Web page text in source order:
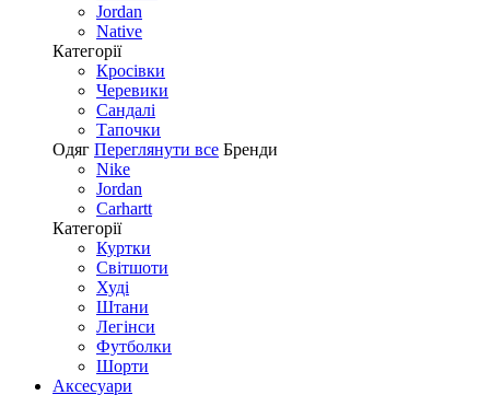
Jordan
Native
Категорії
Кросівки
Черевики
Сандалі
Tапочки
Одяг Переглянути все Бренди
Nike
Jordan
Carhartt
Категорії
Куртки
Світшоти
Худі
Штани
Легінси
Футболки
Шорти
Аксесуари